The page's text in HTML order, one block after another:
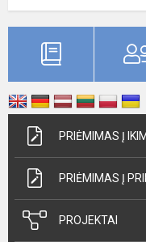
PRIĖMIMAS Į
PRIĖMIMAS Į
PROJEKTAI